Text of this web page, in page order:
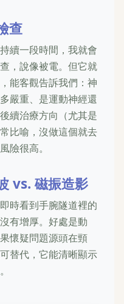
查
續一段時間，我就會
，說像被電。但它就
能客觀告訴我們：神
嚴重、是運動神經還
續治療方向（尤其是
比喻，沒做這個就去
險很高。
vs. 磁振造影
時看到手腕隧道裡的
有增厚。好處是動
懷疑問題源頭在頸
替代，它能清晰顯示